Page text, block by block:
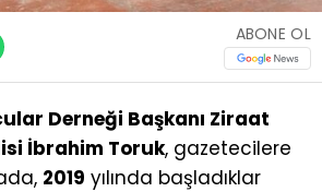
ABONE OL
Derneği Başkanı Ziraat
İbrahim Toruk, gazetecilere
2019 yılında başladıklar